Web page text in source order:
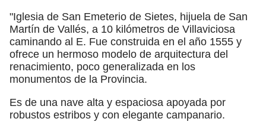
"Iglesia de San Emeterio de Sietes, hijuela de San
Martín de Vallés, a 10 kilómetros de Villaviciosa
caminando al E. Fue construida en el año 1555 y
ofrece un hermoso modelo de arquitectura del
renacimiento, poco generalizada en los
monumentos de la Provincia.
Es de una nave alta y espaciosa apoyada por
robustos estribos y con elegante campanario.